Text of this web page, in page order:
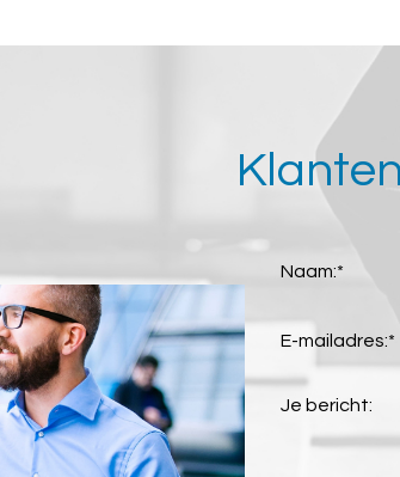
Naam:*
E-mailadres:*
Je bericht: